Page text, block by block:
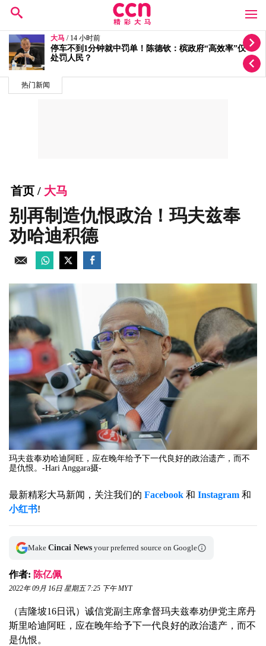
热门新闻
大马 / 14 小时前
按个人喜恶发放拨款有滥权之嫌 5蓝眼议员轰安华党政
不分
首页 / 大马
别再制造仇恨政治！玛夫兹奉
劝哈迪积德
玛夫兹奉劝哈迪阿旺，应在晚年给予下一代良好的政治遗产，而不
是仇恨。-Hari Anggara摄-
最新精彩大马新闻，关注我们的 Facebook 和 Instagram 和
小红书!
Make Cincai News your preferred source on Google
作者: 陈亿佩
2022年 09月 16日 星期五 7:25 下午 MYT
（吉隆坡16日讯）诚信党副主席拿督玛夫兹奉劝伊党主席丹
斯里哈迪阿旺，应在晚年给予下一代良好的政治遗产，而不
是仇恨。